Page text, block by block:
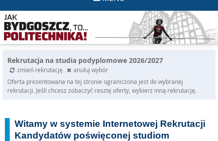
Rekrutacja na studia podyplomowe 2026/2027
zmień rekrutację
anuluj wybór
Oferta prezentowana na tej stronie ograniczona jest do wybranej
rekrutacji. Jeśli chcesz zobaczyć resztę oferty, wybierz inną rekrutację.
Witamy w systemie Internetowej Rekrutacji
Kandydatów poświęconej studiom